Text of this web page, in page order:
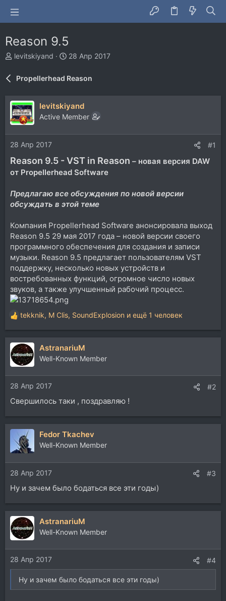
Reason 9.5
А
т
р
т
е
м
levitskiyand
Д
т
н
а
28 Апр 2017
Propellerhead Reason
levitskiyand
Active Member
28 Апр 2017 #1
Reason 9.5 - VST in Reason – новая версия DAW
от Propellerhead Software
Предлагаю все обсуждения по новой версии
обсуждать в этой теме
Компания Propellerhead Software анонсировала выход
Reason 9.5 29 мая 2017 года – новой версии своего
программного обеспечения для создания и записи
музыки. Reason 9.5 предлагает пользователям VST
поддержку, несколько новых устройств и
востребованных функций, огромное число новых
звуков, а также улучшенный рабочий процесс.
Р
е
а
к
ц
и
и
:
tekknik, M Clis, SoundExplosion и ещё 1 человек
AstranariuM
Well-Known Member
28 Апр 2017 #2
Свершилось таки , поздравляю !
Fedor Tkachev
Well-Known Member
28 Апр 2017 #3
Ну и зачем было бодаться все эти годы)
AstranariuM
Well-Known Member
28 Апр 2017 #4
Ну и зачем было бодаться все эти годы)